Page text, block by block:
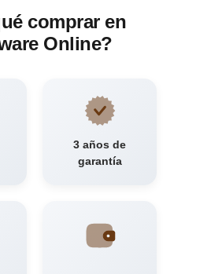
comprar en
Online?
3 años de
garantía